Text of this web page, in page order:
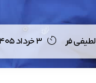
۳ خرداد ۱۴۰۵ لطیفی فر